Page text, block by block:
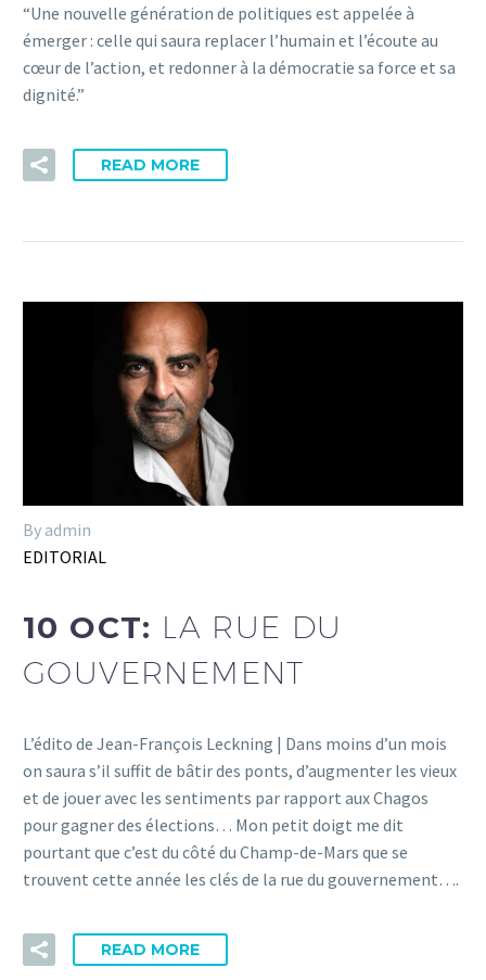
“Une nouvelle génération de politiques est appelée à
émerger : celle qui saura replacer l’humain et l’écoute au
cœur de l’action, et redonner à la démocratie sa force et sa
dignité.”
READ MORE
By admin
EDITORIAL
10 OCT: LA RUE DU
GOUVERNEMENT
L’édito de Jean-François Leckning | Dans moins d’un mois
on saura s’il suffit de bâtir des ponts, d’augmenter les vieux
et de jouer avec les sentiments par rapport aux Chagos
pour gagner des élections… Mon petit doigt me dit
pourtant que c’est du côté du Champ-de-Mars que se
trouvent cette année les clés de la rue du gouvernement….
READ MORE